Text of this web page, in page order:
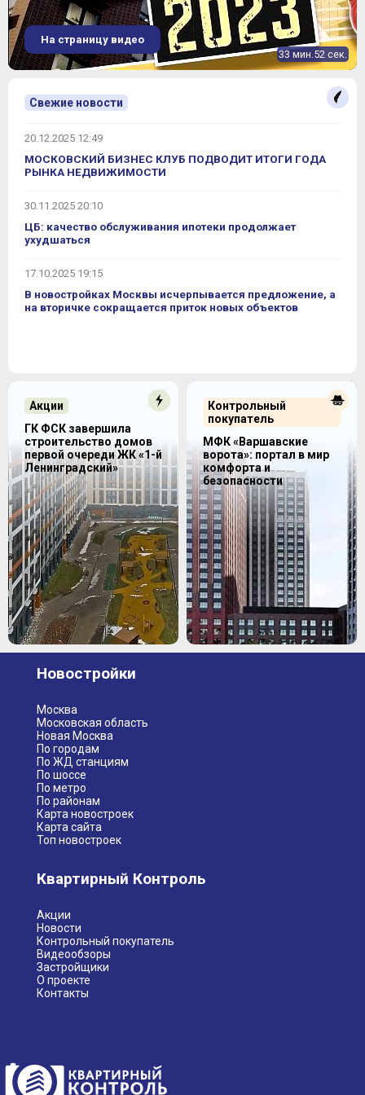
33 мин.52 сек.
На страницу видео
Свежие новости
20.12.2025 12:49
МОСКОВСКИЙ БИЗНЕС КЛУБ ПОДВОДИТ ИТОГИ ГОДА
РЫНКА НЕДВИЖИМОСТИ
30.11.2025 20:10
ЦБ: качество обслуживания ипотеки продолжает
ухудшаться
17.10.2025 19:15
В новостройках Москвы исчерпывается предложение, а
на вторичке сокращается приток новых объектов
Контрольный
покупатель
МФК «Варшавские
ворота»: портал в мир
комфорта и
безопасности
Акции
ГК ФСК завершила
строительство домов
первой очереди ЖК «1-й
Ленинградский»
Новостройки
Москва
Московская область
Новая Москва
По городам
По ЖД станциям
По шоссе
По метро
По районам
Карта новостроек
Карта сайта
Топ новостроек
Квартирный Контроль
Акции
Новости
Контрольный покупатель
Видеообзоры
Застройщики
О проекте
Контакты